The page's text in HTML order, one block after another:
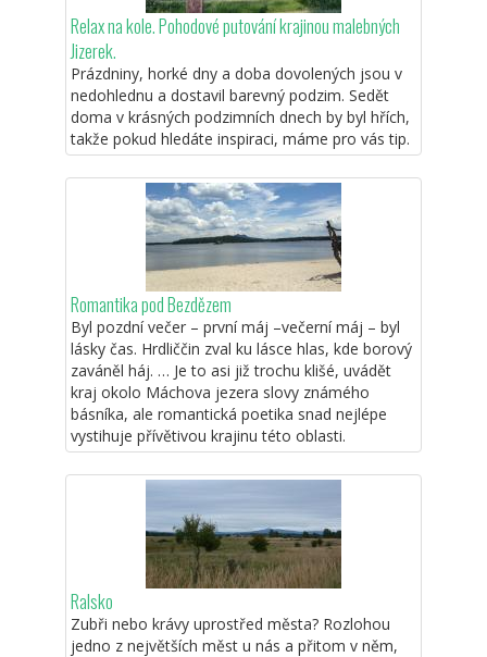
Relax na kole. Pohodové putování krajinou malebných
Jizerek.
Prázdniny, horké dny a doba dovolených jsou v
nedohlednu a dostavil barevný podzim. Sedět
doma v krásných podzimních dnech by byl hřích,
takže pokud hledáte inspiraci, máme pro vás tip.
Romantika pod Bezdězem
Byl pozdní večer – první máj –večerní máj – byl
lásky čas. Hrdliččin zval ku lásce hlas, kde borový
zaváněl háj. … Je to asi již trochu klišé, uvádět
kraj okolo Máchova jezera slovy známého
básníka, ale romantická poetika snad nejlépe
vystihuje přívětivou krajinu této oblasti.
Ralsko
Zubři nebo krávy uprostřed města? Rozlohou
jedno z největších měst u nás a přitom v něm,